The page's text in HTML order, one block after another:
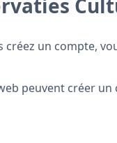
un compte,
peuvent créer un